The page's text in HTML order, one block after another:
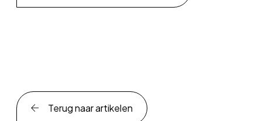
Terug naar artikelen